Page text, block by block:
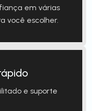
em várias
você escolher.
e suporte